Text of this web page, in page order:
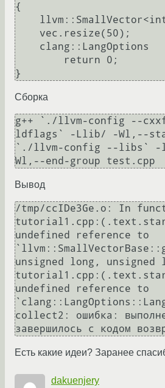
{
Сборка
g++ `./llvm-config --
ldflags` -Llib/ -Wl,--
`./llvm-config --libs` -
Wl,--end-group test.cpp
Вывод
/tmp/ccIDe3Ge.o: In
undefined reference to
unsigned long, unsigned
undefined reference to
collect2: ошибка:
завершилось с кодом
Есть какие идеи? Заранее
dakuenjery